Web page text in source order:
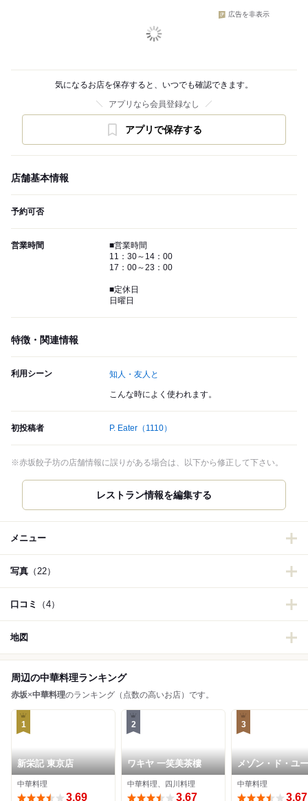
広告を非表示
気になるお店を保存すると、いつでも確認できます。
アプリなら会員登録なし
アプリで保存する
店舗基本情報
予約可否
営業時間
■営業時間
11：30～14：00
17：00～23：00
■定休日
日曜日
特徴・関連情報
利用シーン 知人・友人と
こんな時によく使われます。
初投稿者 P. Eater （1110）
※赤坂餃子坊の店舗情報に誤りがある場合は、以下から修正して下さい。
レストラン情報を編集する
メニュー
写真 （22）
口コミ （4）
地図
周辺の中華料理ランキング
赤坂×中華料理のランキング（点数の高いお店）です。
1
新栄記 東京店
中華料理
3.69
2
ワキヤ 一笑美茶樓
中華料理、四川料理
3.67
3
メゾン・ド・ユ
中華料理
3.67